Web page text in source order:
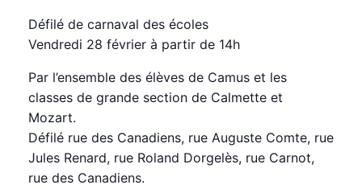
Défilé de carnaval des écoles
Vendredi 28 février à partir de 14h
Par l’ensemble des élèves de Camus et les
classes de grande section de Calmette et
Mozart.
Défilé rue des Canadiens, rue Auguste Comte, rue
Jules Renard, rue Roland Dorgelès, rue Carnot,
rue des Canadiens.